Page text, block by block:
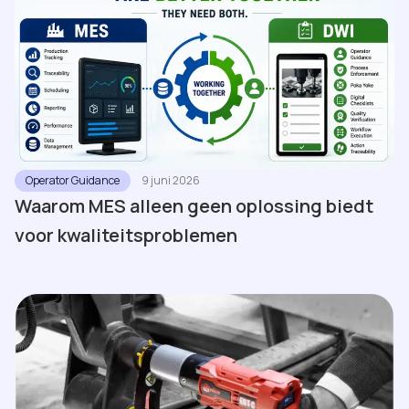
Operator Guidance 9 juni 2026
Waarom MES alleen geen oplossing biedt
voor kwaliteitsproblemen